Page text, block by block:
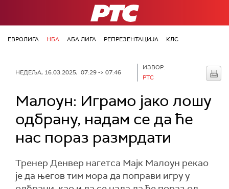
РТС
ЕВРОЛИГА НБА АБА ЛИГА РЕПРЕЗЕНТАЦИЈА КЛС
НЕДЕЉА, 16.03.2025, 07:29 -> 07:46
ИЗВОР:
РТС
Малоун: Играмо јако лошу
одбрану, надам се да ће
нас пораз размрдати
Тренер Денвер нагетса Мајк Малоун рекао
је да његов тим мора да поправи игру у